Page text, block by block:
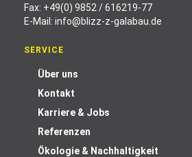
Fax: +49(0) 9852 / 616219-77
E-Mail: info@blizz-z-galabau.de
SERVICE
Über uns
Kontakt
Karriere & Jobs
Referenzen
Ökologie & Nachhaltigkeit